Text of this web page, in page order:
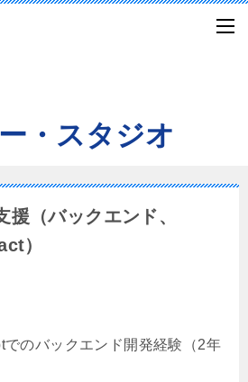
・スタジオ
（バックエンド、
）
のバックエンド開発経験（2年